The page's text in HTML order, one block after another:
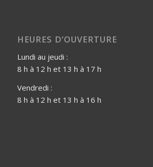
HEURES D’OUVERTURE
Lundi au jeudi :
8 h à 12 h et 13 h à 17 h
Vendredi :
8 h à 12 h et 13 h à 16 h